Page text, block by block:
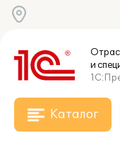
и
Каталог